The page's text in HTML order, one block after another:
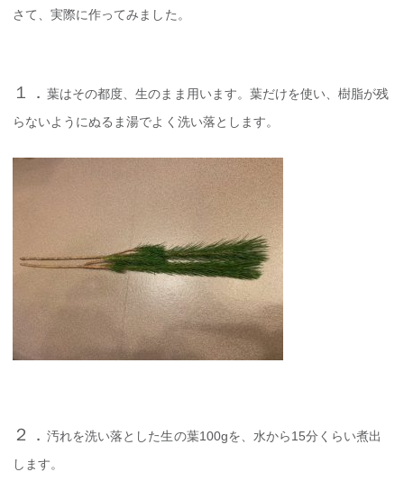
さて、実際に作ってみました。
１．葉はその都度、生のまま用います。葉だけを使い、樹脂が残
らないようにぬるま湯でよく洗い落とします。
２．汚れを洗い落とした生の葉100gを、水から15分くらい煮出
します。